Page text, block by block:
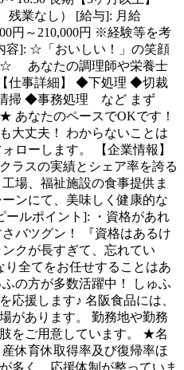
残業なし） [給与]: 月給
円～210,000円 ※経験等を考
容]: ☆「おいしい！」の笑顔
あなたの調理師や栄養士
仕事詳細】 ◆下処理 ◆切裁
掃 ◆事務処理 など まず
あなたのペースでOKです！
大丈夫！ わからないことは
ローします。 【企業情報】
ラスの実績とシェア率を誇る
場、福祉施設の食事提供ま
ンにて、美味しく健康的な
ールポイント]: ・資格があれ
バツグン！ 『資格はあるけ
クが長すぎて、忘れてい
り全てをお任せすることはあ
の方が多数活躍中！ しゅふ
応援します♪ 名阪食品には、
があります。 勤務地や勤務
をご用意しています。 ★名
休育休取得率及び復帰率ほ